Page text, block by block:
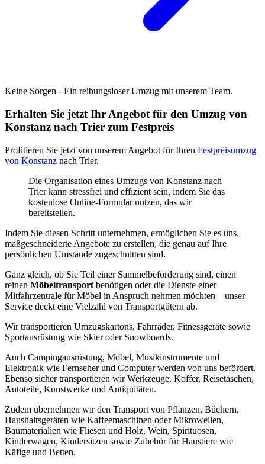
Keine Sorgen - Ein reibungsloser Umzug mit unserem Team.
Erhalten Sie jetzt Ihr Angebot für den Umzug von
Konstanz nach Trier zum Festpreis
Profitieren Sie jetzt von unserem Angebot für Ihren Festpreisumzug
von Konstanz nach Trier.
Die Organisation eines Umzugs von Konstanz nach
Trier kann stressfrei und effizient sein, indem Sie das
kostenlose Online-Formular nutzen, das wir
bereitstellen.
Indem Sie diesen Schritt unternehmen, ermöglichen Sie es uns,
maßgeschneiderte Angebote zu erstellen, die genau auf Ihre
persönlichen Umstände zugeschnitten sind.
Ganz gleich, ob Sie Teil einer Sammelbeförderung sind, einen
reinen Möbeltransport benötigen oder die Dienste einer
Mitfahrzentrale für Möbel in Anspruch nehmen möchten – unser
Service deckt eine Vielzahl von Transportgütern ab.
Wir transportieren Umzugskartons, Fahrräder, Fitnessgeräte sowie
Sportausrüstung wie Skier oder Snowboards.
Auch Campingausrüstung, Möbel, Musikinstrumente und
Elektronik wie Fernseher und Computer werden von uns befördert.
Ebenso sicher transportieren wir Werkzeuge, Koffer, Reisetaschen,
Autoteile, Kunstwerke und Antiquitäten.
Zudem übernehmen wir den Transport von Pflanzen, Büchern,
Haushaltsgeräten wie Kaffeemaschinen oder Mikrowellen,
Baumaterialien wie Fliesen und Holz, Wein, Spirituosen,
Kinderwagen, Kindersitzen sowie Zubehör für Haustiere wie
Käfige und Betten.